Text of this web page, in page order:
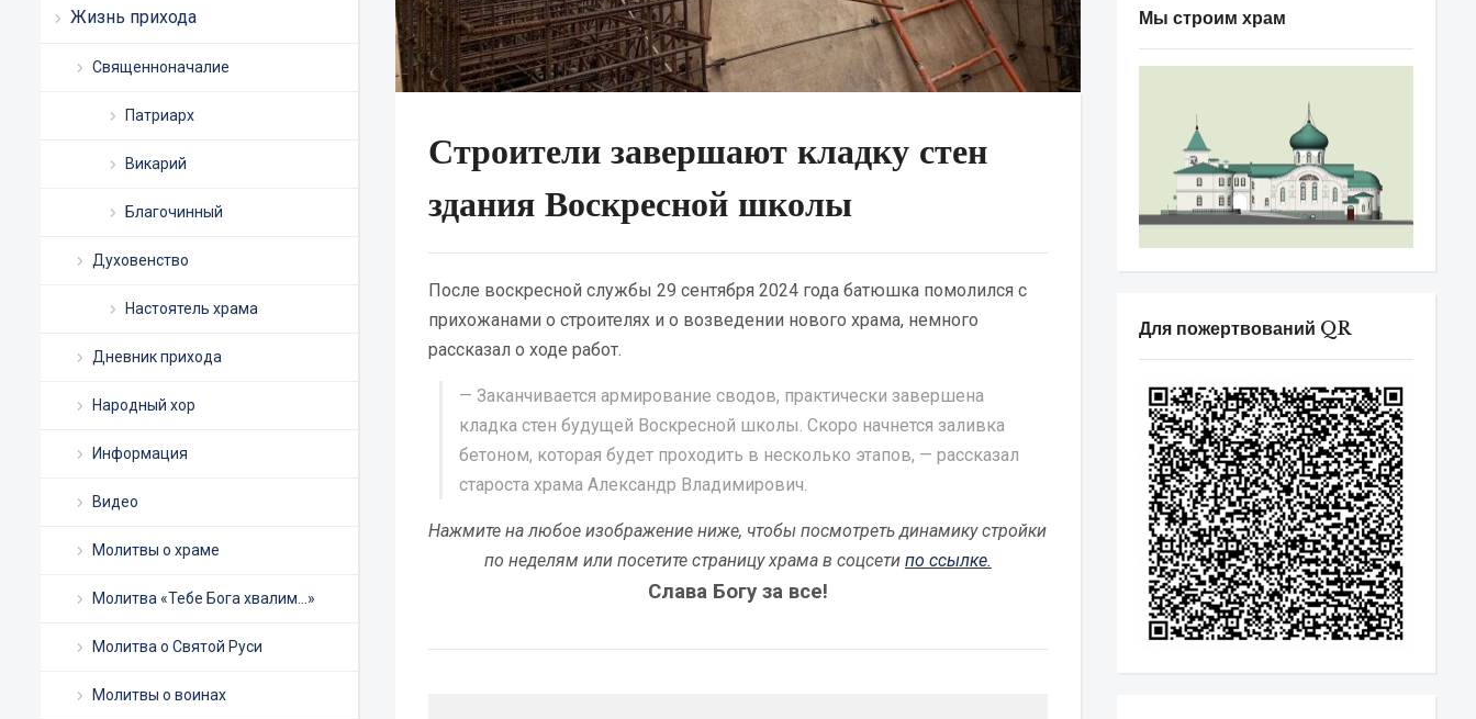
Жизнь прихода
Священноначалие
Патриарх
Викарий
Благочинный
Духовенство
Настоятель храма
Дневник прихода
Народный хор
Информация
Видео
Молитвы о храме
Молитва «Тебе Бога хвалим…»
Молитва о Святой Руси
Молитвы о воинах
Строители завершают кладку стен
здания Воскресной школы
После воскресной службы 29 сентября 2024 года батюшка помолился с
прихожанами о строителях и о возведении нового храма, немного
рассказал о ходе работ.
— Заканчивается армирование сводов, практически завершена
кладка стен будущей Воскресной школы. Скоро начнется заливка
бетоном, которая будет проходить в несколько этапов, — рассказал
староста храма Александр Владимирович.
Нажмите на любое изображение ниже, чтобы посмотреть динамику стройки
по неделям или посетите страницу храма в соцсети по ссылке.
Слава Богу за все!
Мы строим храм
Для пожертвований QR